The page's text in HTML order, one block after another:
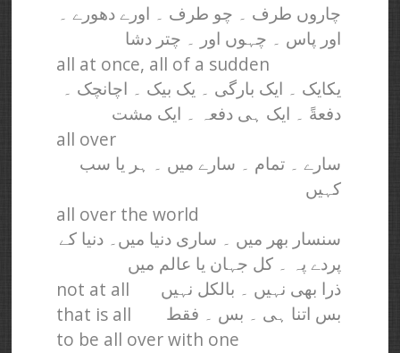
چاروں طرف ۔ چو طرف ۔ اورے دھورے ۔
اور پاس ۔ چہوں اور ۔ چتر دشا
all at once, all of a sudden
یکایک ۔ ایک بارگی ۔ یک بیک ۔ اچانچک ۔
دفعةً ۔ ایک ہی دفعہ ۔ ایک مشت
all over
سارے ۔ تمام ۔ سارے میں ۔ ہر یا سب
کہیں
all over the world
سنسار بھر میں ۔ ساری دنیا میں۔ دنیا کے
پردے پہ ۔ کل جہان یا عالم میں
not at all ذرا بھی نہیں ۔ بالکل نہیں
that is all بس اتنا ہی ۔ بس ۔ فقط
to be all over with one